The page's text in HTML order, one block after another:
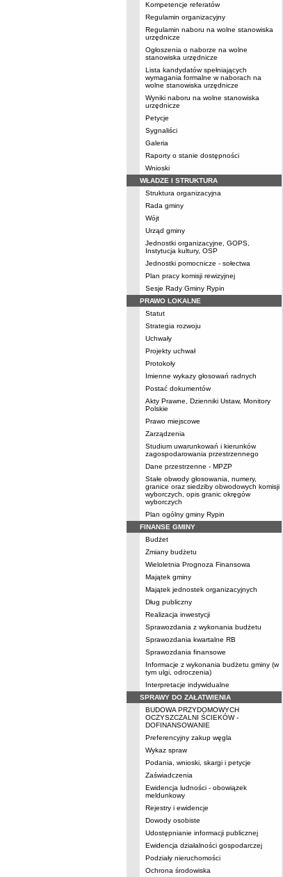
Kompetencje referatów
Regulamin organizacyjny
Regulamin naboru na wolne stanowiska
urzędnicze
Ogłoszenia o naborze na wolne
stanowiska urzędnicze
Lista kandydatów spełniających
wymagania formalne w naborach na
wolne stanowiska urzędnicze
Wyniki naboru na wolne stanowiska
urzędnicze
Petycje
Sygnaliści
Galeria
Raporty o stanie dostępności
Wnioski
WŁADZE I STRUKTURA
Struktura organizacyjna
Rada gminy
Wójt
Urząd gminy
Jednostki organizacyjne, GOPS,
Instytucja kultury, OSP
Jednostki pomocnicze - sołectwa
Plan pracy komisji rewizyjnej
Sesje Rady Gminy Rypin
PRAWO LOKALNE
Statut
Strategia rozwoju
Uchwały
Projekty uchwał
Protokoły
Imienne wykazy głosowań radnych
Postać dokumentów
Akty Prawne, Dzienniki Ustaw, Monitory
Polskie
Prawo miejscowe
Zarządzenia
Studium uwarunkowań i kierunków
zagospodarowania przestrzennego
Dane przestrzenne - MPZP
Stałe obwody głosowania, numery,
granice oraz siedziby obwodowych komisji
wyborczych, opis granic okręgów
wyborczych
Plan ogólny gminy Rypin
FINANSE GMINY
Budżet
Zmiany budżetu
Wieloletnia Prognoza Finansowa
Majątek gminy
Majątek jednostek organizacyjnych
Dług publiczny
Realizacja inwestycji
Sprawozdania z wykonania budżetu
Sprawozdania kwartalne RB
Sprawozdania finansowe
Informacje z wykonania budżetu gminy (w
tym ulgi, odroczenia)
Interpretacje indywidualne
SPRAWY DO ZAŁATWIENIA
BUDOWA PRZYDOMOWYCH
OCZYSZCZALNI ŚCIEKÓW -
DOFINANSOWANIE
Preferencyjny zakup węgla
Wykaz spraw
Podania, wnioski, skargi i petycje
Zaświadczenia
Ewidencja ludności - obowiązek
meldunkowy
Rejestry i ewidencje
Dowody osobiste
Udostępnianie informacji publicznej
Ewidencja działalności gospodarczej
Podziały nieruchomości
Ochrona środowiska